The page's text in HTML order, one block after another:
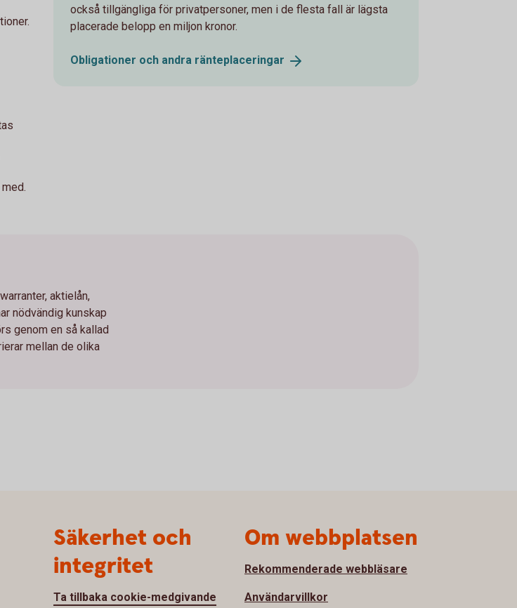
också tillgängliga för privatpersoner, men i de flesta fall är lägsta
placerade belopp en miljon kronor.
Obligationer och andra ränteplaceringar
aktielån,
nödvändig kunskap
genom en så kallad
mellan de olika
Säkerhet och
integritet
Ta tillbaka cookie-medgivande
Om webbplatsen
Rekommenderade webbläsare
Användarvillkor